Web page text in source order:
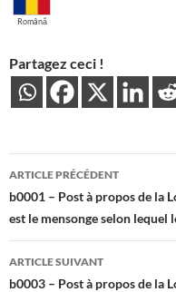
Română
Partagez ceci !
Navigation
des
articles
ARTICLE PRÉCÉDENT
b0001 – Post à propos de la
est le mensonge selon lequel
ARTICLE SUIVANT
b0003 – Post à propos de la